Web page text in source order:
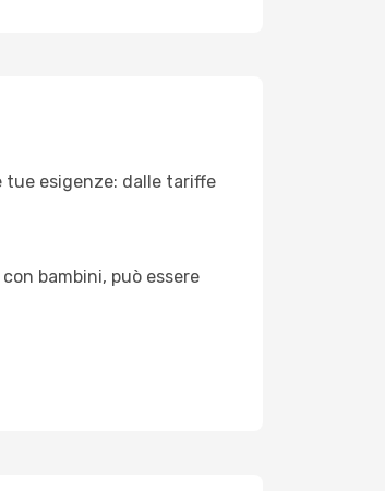
tue esigenze: dalle tariffe
bambini, può essere